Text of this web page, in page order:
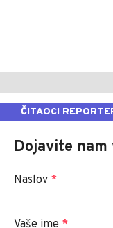
ČITAOCI
Dojavite
Naslov *
Vaše ime *